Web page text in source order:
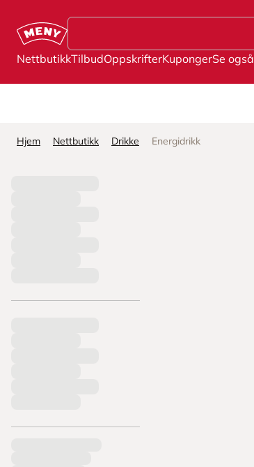
NettbutikkTilbudOppskrifterKupongerSe også
Hjem Nettbutikk Drikke Energidrikk